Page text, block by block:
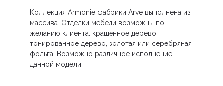
Коллекция Armonie фабрики Arve выполнена из
массива. Отделки мебели возможны по
желанию клиента: крашенное дерево,
тонированное дерево, золотая или серебряная
фольга. Возможно различное исполнение
данной модели.